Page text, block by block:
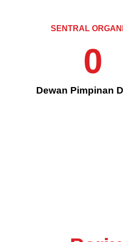
SENTRAL
Dewan Pimpinan
0